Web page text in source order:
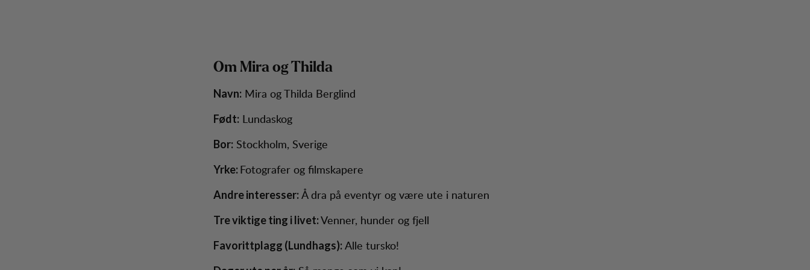
Om Mira og Thilda
Navn: Mira og Thilda Berglind
Født: Lundaskog
Bor: Stockholm, Sverige
Yrke:Fotografer og filmskapere
Andre interesser:Å dra på eventyr og være ute i naturen
Tre viktige ting i livet:Venner, hunder og fjell
Favorittplagg (Lundhags):Alle tursko!